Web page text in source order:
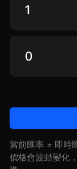
當前匯率 = 即時
價格會波動變化